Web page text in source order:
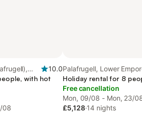
10.0
with hot
08
Palafrugell, Lower
Holiday rental for 8
Free cancellation
Mon, 09/08 - Mon, 23/
£5,128·14 nights